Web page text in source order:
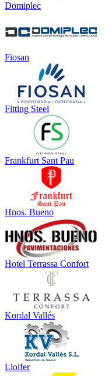
Domiplec
Fiosan
Fitting Steel
Frankfurt Sant Pau
Hnos. Bueno
Hotel Terrassa Confort
Kordal Vallés
Lloifer